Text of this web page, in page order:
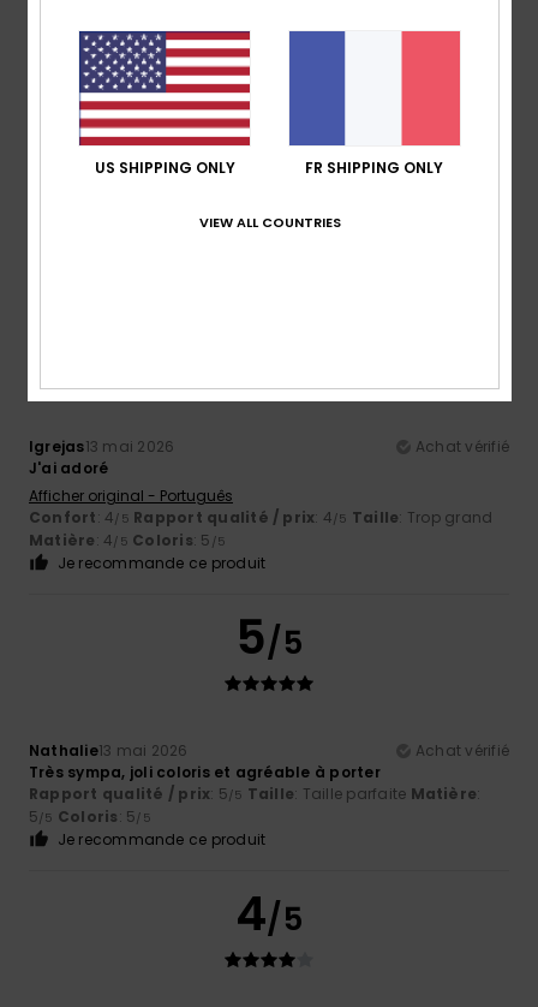
5
Igrejas13 mai 2026
Achat vérifié
J'ai adoré
Afficher original - Português
Confort: 4/5 Rapport qualité / prix: 4/5 Taille: Trop grand
Matière: 4/5 Coloris: 5 /5
Je recommande ce produit
5/5
Nathalie13 mai 2026
Achat vérifié
Très sympa, joli coloris et agréable à porter
Rapport qualité / prix: 5/5 Taille: Taille parfaite Matière:
5/5 Coloris: 5/5
Je recommande ce produit
4/5
US SHIPPING ONLY FR SHIPPING ONLY
VIEW ALL COUNTRIES